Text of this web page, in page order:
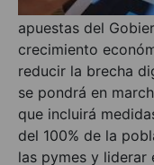
apuestas del
crecimiento
reducir la brecha
se pondrá en
que incluirá
del 100% de la
las pymes y liderar